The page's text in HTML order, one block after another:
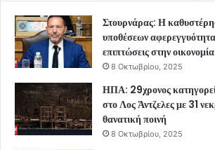
Στουρνάρας: Η
υποθέσεων
επιπτώσεις στην οικονομία
8 Οκτωβρίου, 2025
ΗΠΑ: 29χρονος
στο Λος Άντζελες με 31
θανατική ποινή
8 Οκτωβρίου, 2025